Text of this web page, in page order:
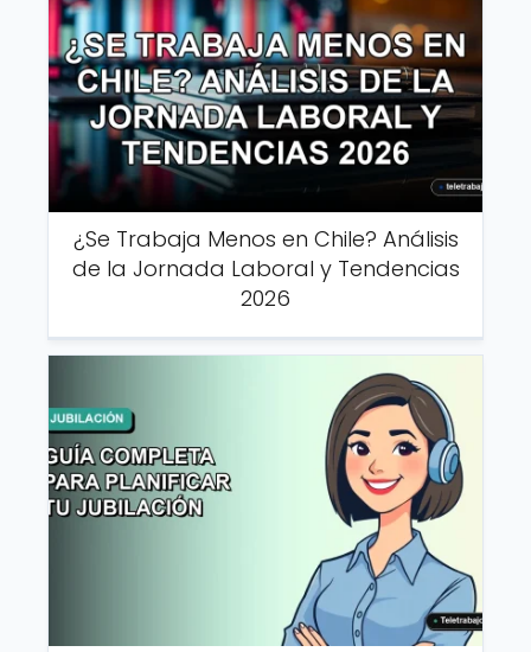
¿Se Trabaja Menos en Chile? Análisis
de la Jornada Laboral y Tendencias
2026